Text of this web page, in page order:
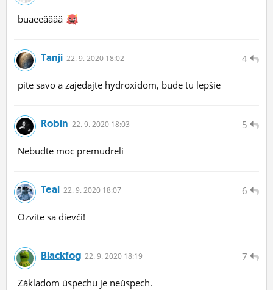
buaeeääää
4
Tanji 22. 9. 2020 18:02
pite savo a zajedajte hydroxidom, bude tu lepšie
5
Robin 22. 9. 2020 18:03
Nebudte moc premudreli
6
Teal 22. 9. 2020 18:07
Ozvite sa dievči!
7
Blackfog 22. 9. 2020 18:19
Základom úspechu je neúspech.